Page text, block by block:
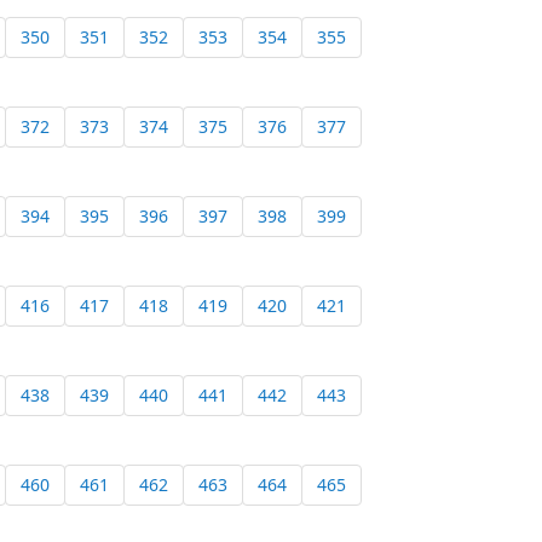
350 351 352 353 354 355
372 373 374 375 376 377
394 395 396 397 398 399
416 417 418 419 420 421
438 439 440 441 442 443
460 461 462 463 464 465